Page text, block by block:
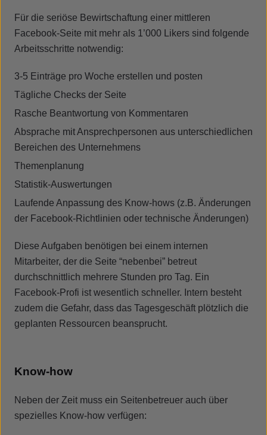
Für die seriöse Bewirtschaftung einer mittleren
Facebook-Seite mit mehr als 1’000 Likers sind folgende
Arbeitsschritte notwendig:
3-5 Einträge pro Woche erstellen und posten
Tägliche Checks der Seite
Rasche Beantwortung von Kommentaren
Absprache mit Ansprechpersonen aus unterschiedlichen
Bereichen des Unternehmens
Themenplanung
Statistik-Auswertungen
Laufende Anpassung des Know-hows (z.B. Änderungen
der Facebook-Richtlinien oder technische Änderungen)
Diese Aufgaben benötigen bei einem internen
Mitarbeiter, der die Seite “nebenbei” betreut
durchschnittlich mehrere Stunden pro Tag. Ein
Facebook-Profi ist wesentlich schneller. Intern besteht
zudem die Gefahr, dass das Tagesgeschäft plötzlich die
geplanten Ressourcen beansprucht.
Know-how
Neben der Zeit muss ein Seitenbetreuer auch über
spezielles Know-how verfügen: